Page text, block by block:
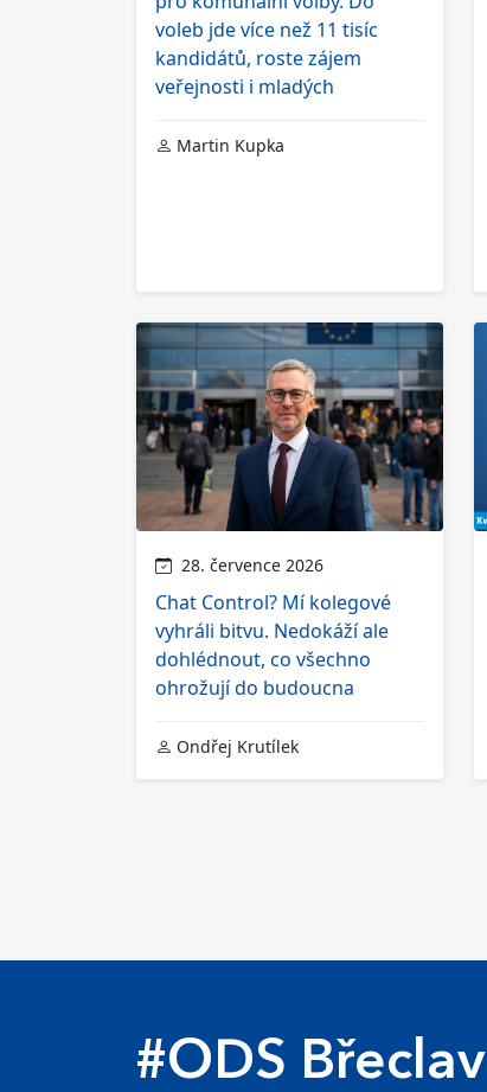
voleb jde více než 11 tisíc
kandidátů, roste zájem
veřejnosti i mladých
Martin Kupka
28. července 2026
Chat Control? Mí kolegové
vyhráli bitvu. Nedokáží ale
dohlédnout, co všechno
ohrožují do budoucna
Ondřej Krutílek
#ODS Břeclav